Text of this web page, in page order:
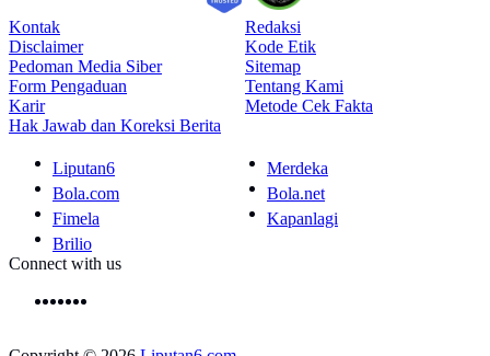
Kontak
Redaksi
Disclaimer
Kode Etik
Pedoman Media Siber
Sitemap
Form Pengaduan
Tentang Kami
Karir
Metode Cek Fakta
Hak Jawab dan Koreksi Berita
Liputan6
Merdeka
Bola.com
Bola.net
Fimela
Kapanlagi
Brilio
Connect with us